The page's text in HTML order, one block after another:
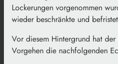
Lockerungen vorgenommen
wieder beschränkte und
Vor diesem Hintergrund hat
Vorgehen die nachfolgenden